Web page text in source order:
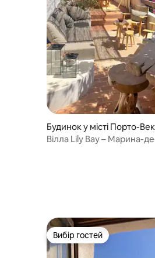
Будинок у місті Порто-
о
Вілла Lily Bay – Марина-
Вибір гостей
Вибір гостей